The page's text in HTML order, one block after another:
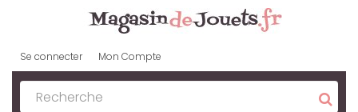
Se connecter Mon Compte